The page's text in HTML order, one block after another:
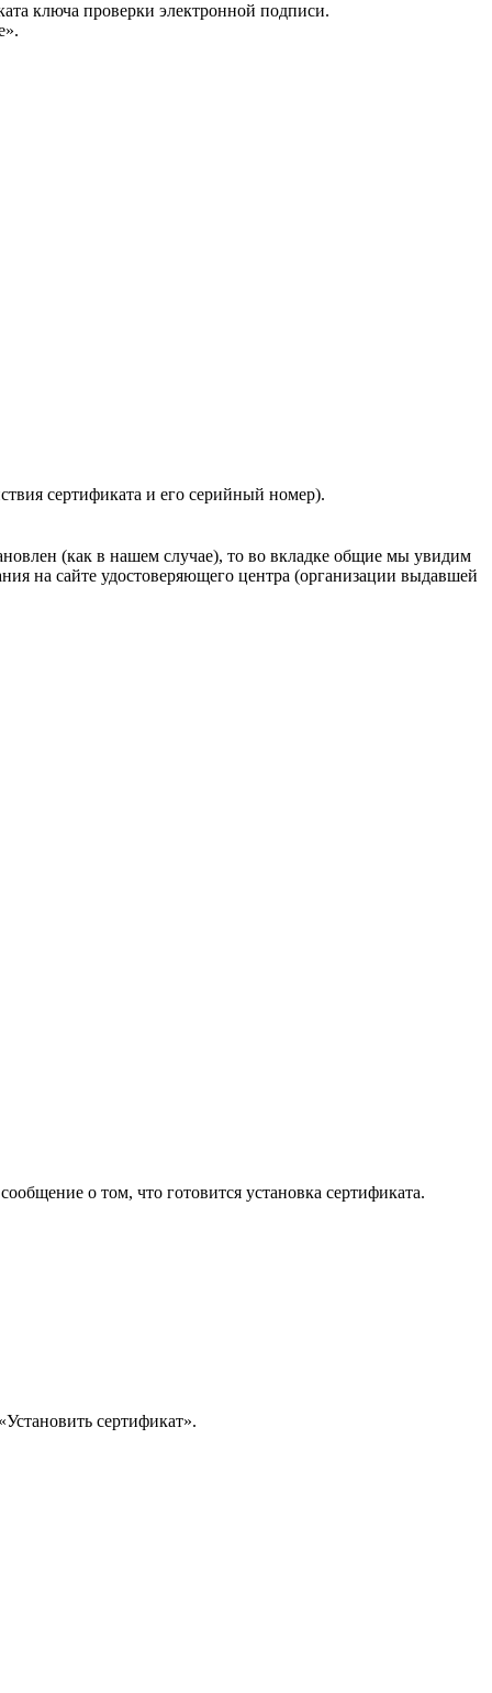
ключа проверки электронной подписи.
сертификата и его серийный номер).
(как в нашем случае), то во вкладке общие мы увидим
на сайте удостоверяющего центра (организации выдавшей
о том, что готовится установка сертификата.
сертификат».